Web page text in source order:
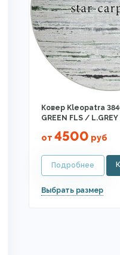
Ковер Kleopatra
GREEN FLS / L.GREY
от 4500 руб